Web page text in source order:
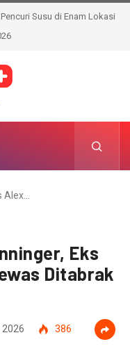
Susu di Enam Lokasi
Eks
Ditabrak
2026 386